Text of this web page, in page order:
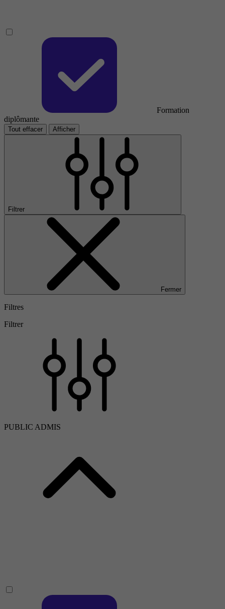
Formation
diplômante
Tout effacer Afficher
Filtrer
Fermer
Filtres
Filtrer
PUBLIC ADMIS